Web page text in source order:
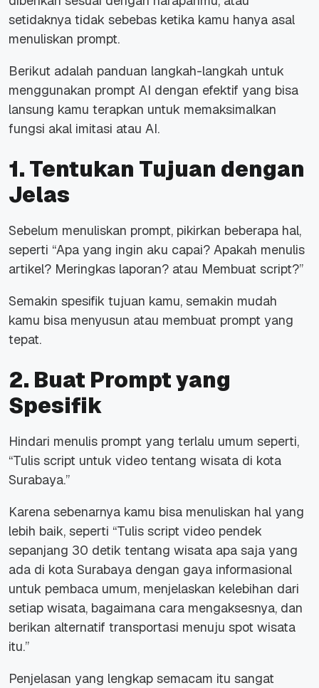
setidaknya tidak sebebas ketika kamu hanya asal
menuliskan prompt.
Berikut adalah panduan langkah-langkah untuk
menggunakan prompt AI dengan efektif yang bisa
lansung kamu terapkan untuk memaksimalkan
fungsi akal imitasi atau AI.
1. Tentukan Tujuan dengan
Jelas
Sebelum menuliskan prompt, pikirkan beberapa hal,
seperti “Apa yang ingin aku capai? Apakah menulis
artikel? Meringkas laporan? atau Membuat script?”
Semakin spesifik tujuan kamu, semakin mudah
kamu bisa menyusun atau membuat prompt yang
tepat.
2. Buat Prompt yang
Spesifik
Hindari menulis prompt yang terlalu umum seperti,
“Tulis script untuk video tentang wisata di kota
Surabaya.”
Karena sebenarnya kamu bisa menuliskan hal yang
lebih baik, seperti “Tulis script video pendek
sepanjang 30 detik tentang wisata apa saja yang
ada di kota Surabaya dengan gaya informasional
untuk pembaca umum, menjelaskan kelebihan dari
setiap wisata, bagaimana cara mengaksesnya, dan
berikan alternatif transportasi menuju spot wisata
itu.”
Penjelasan yang lengkap semacam itu sangat